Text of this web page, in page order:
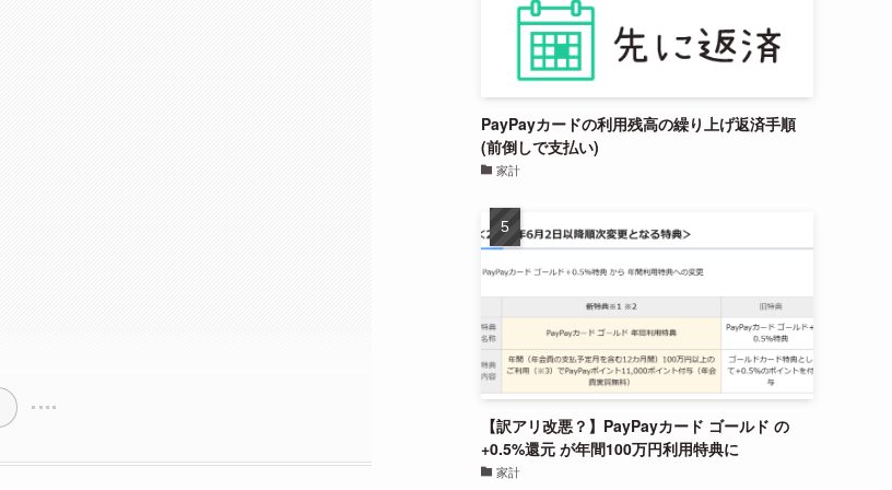
PayPayカードの利用残高の繰り上げ返済手順
(前倒しで支払い)
家計
【訳アリ改悪？】PayPayカード ゴールド の
+0.5%還元 が年間100万円利用特典に
家計